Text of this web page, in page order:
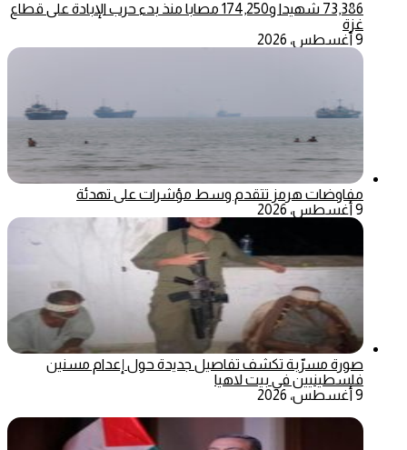
73,386 شهيدا و174,250 مصابا منذ بدء حرب الإبادة على قطاع
غزة
9 أغسطس، 2026
مفاوضات هرمز تتقدم وسط مؤشرات على تهدئة
9 أغسطس، 2026
صورة مسرّبة تكشف تفاصيل جديدة حول إعدام مسنين
فلسطينيين في بيت لاهيا
9 أغسطس، 2026